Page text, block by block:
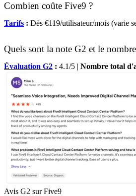
Combien coûte Five9 ?
Tarifs : Dès €119/utilisateur/mois (varie
Quels sont la note G2 et le
Évaluation G2 : 4.1/5 | Nombre total
Avis G2 sur Five9